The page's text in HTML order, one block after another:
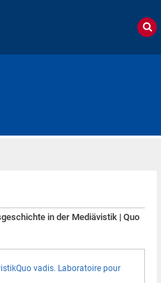
in der Mediävistik | Quo
vadis. Laboratoire pour